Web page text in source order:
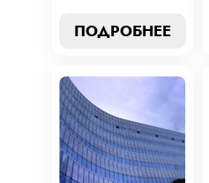
и узнайте, как
вариант,
разработать
стратегию
погашения и
обеспечить свою
финансовую
ПОДРОБНЕЕ